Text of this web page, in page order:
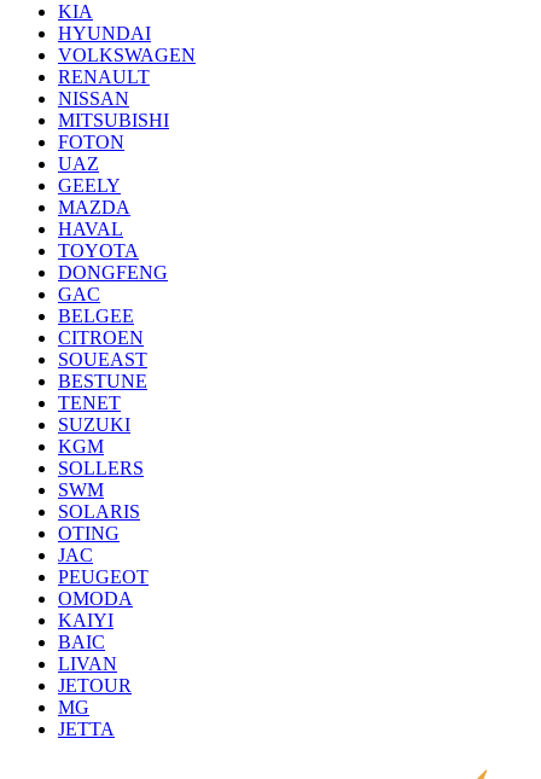
KIA
HYUNDAI
VOLKSWAGEN
RENAULT
NISSAN
MITSUBISHI
FOTON
UAZ
GEELY
MAZDA
HAVAL
TOYOTA
DONGFENG
GAC
BELGEE
CITROEN
SOUEAST
BESTUNE
TENET
SUZUKI
KGM
SOLLERS
SWM
SOLARIS
OTING
JAC
PEUGEOT
OMODA
KAIYI
BAIC
LIVAN
JETOUR
MG
JETTA